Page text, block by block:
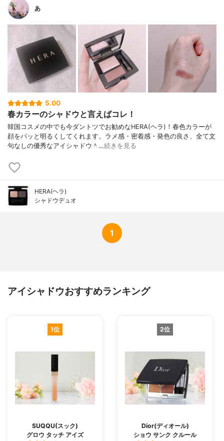
あ
5.00
春カラーのシャドウと言えばコレ！
韓国コスメの中でも今ダントツでお勧めなHERA(ヘラ)！春色カラーが
顔をパッと明るくしてくれます。ラメ感・密着感・発色の良さ、全て文
句なしの優秀なアイシャドウ＾…続きを見る
HERA(ヘラ)
シャドウデュオ
1
アイシャドウおすすめランキング
1位
SUQQU(スック)
グロウ タッチ アイズ
2位
Dior(ディオール)
ショウ サンク クルール